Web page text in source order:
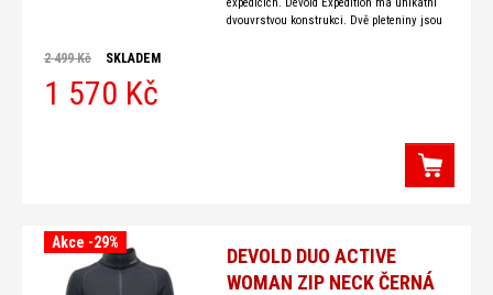
dvouvrstvou konstrukci. Dvě pleteniny jsou
2 499 Kč SKLADEM
1 570 Kč
DEVOLD DUO ACTIVE
WOMAN ZIP NECK ČERNÁ
Akce -29%